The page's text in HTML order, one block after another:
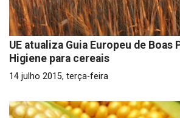
UE atualiza Guia Europeu de Boas
Higiene para cereais
14 julho 2015, terça-feira